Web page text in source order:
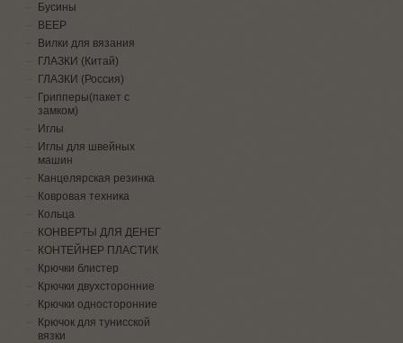
Бусины
ВЕЕР
Вилки для вязания
ГЛАЗКИ (Китай)
ГЛАЗКИ (Россия)
Грипперы(пакет с
замком)
Иглы
Иглы для швейных
машин
Канцелярская резинка
Ковровая техника
Кольца
КОНВЕРТЫ ДЛЯ ДЕНЕГ
КОНТЕЙНЕР ПЛАСТИК
Крючки блистер
Крючки двухсторонние
Крючки односторонние
Крючок для тунисской
вязки